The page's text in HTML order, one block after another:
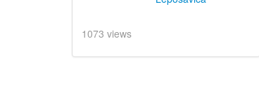
1073 views